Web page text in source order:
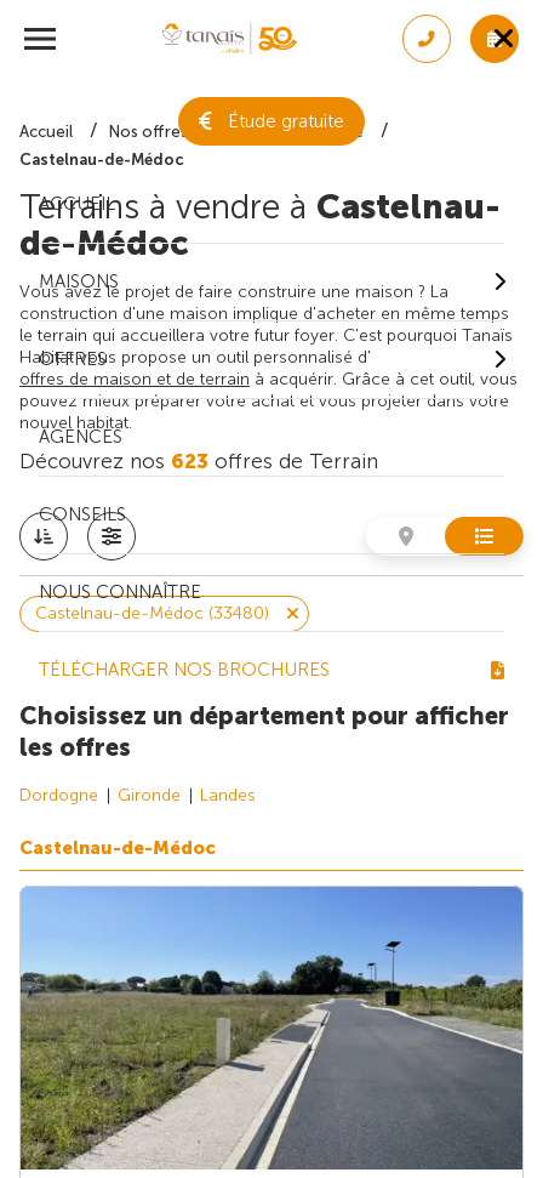
Étude gratuite
ACCUEIL
MAISONS
OFFRES
AGENCES
CONSEILS
NOUS CONNAÎTRE
TÉLÉCHARGER NOS BROCHURES
Accueil Nos offres de terrain
Gironde
Castelnau-de-Médoc
Terrains à vendre à Castelnau-
de-Médoc
Vous avez le projet de faire construire une maison ? La
construction d'une maison implique d'acheter en même temps
le terrain qui accueillera votre futur foyer. C'est pourquoi Tanaïs
Habitat vous propose un outil personnalisé d'
offres de maison et de terrain à acquérir. Grâce à cet outil, vous
pouvez mieux préparer votre achat et vous projeter dans votre
nouvel habitat.
Découvrez nos 623 offres de Terrain
Castelnau-de-Médoc (33480)
Choisissez un département pour afficher
les offres
Dordogne Gironde Landes
Castelnau-de-Médoc